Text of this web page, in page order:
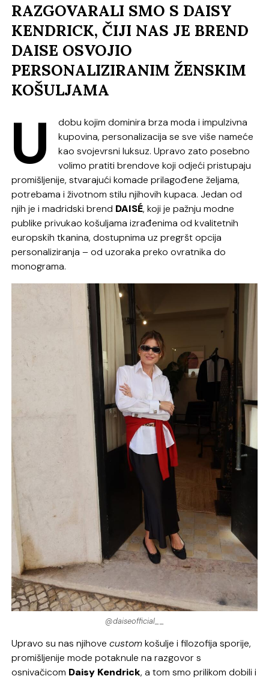
RAZGOVARALI SMO S DAISY
KENDRICK, ČIJI NAS JE BREND
DAISE OSVOJIO
PERSONALIZIRANIM ŽENSKIM
KOŠULJAMA
U
dobu kojim dominira brza moda i impulzivna
kupovina, personalizacija se sve više nameće
kao svojevrsni luksuz. Upravo zato posebno
volimo pratiti brendove koji odjeći pristupaju
promišljenije, stvarajući komade prilagođene željama,
potrebama i životnom stilu njihovih kupaca. Jedan od
njih je i madridski brend DAISÉ, koji je pažnju modne
publike privukao košuljama izrađenima od kvalitetnih
europskih tkanina, dostupnima uz pregršt opcija
personaliziranja – od uzoraka preko ovratnika do
monograma.
@daiseofficial__
Upravo su nas njihovecustomkošulje i filozofija sporije,
promišljenije mode potaknule na razgovor s
osnivačicom Daisy Kendrick, a tom smo prilikom dobili i